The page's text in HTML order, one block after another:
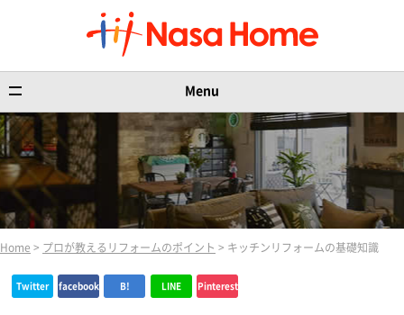
Menu
Home > プロが教えるリフォームのポイント > キッチンリフォームの基礎知識
Twitter facebook B! LINE Pinterest